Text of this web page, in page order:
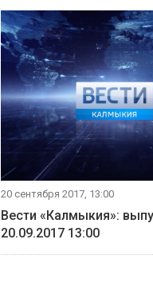
20 сентября 2017, 13:00
Вести «Калмыкия»:
20.09.2017 13:00